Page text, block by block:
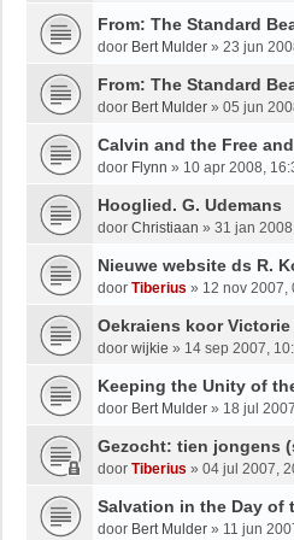
From: The Standard
door Bert Mulder » 23 jun
From: The Standard
door Bert Mulder » 05 jun
Calvin and the Free
door Flynn » 10 apr 2008,
Hooglied. G. Udemans
door Christiaan » 31 jan
Nieuwe website ds R.
door Tiberius » 12 nov 2007,
Oekraiens koor
door wijkie » 14 sep 2007,
Keeping the Unity of
door Bert Mulder » 18 jul
Gezocht: tien jongens
door Tiberius » 04 jul 2007,
Salvation in the Day of
door Bert Mulder » 11 jun